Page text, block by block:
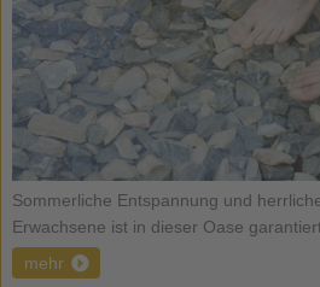
Sommerliche Entspannung und
Erwachsene ist in dieser Oase
mehr